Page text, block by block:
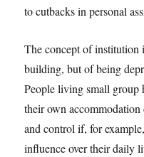
to cutbacks in personal
The concept of institution
building, but of being
People living small group
their own
and control if, for
influence over their daily